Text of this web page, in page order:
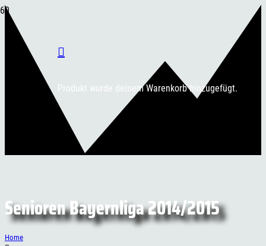
Produkt wurde deinem Warenkorb hinzugefügt.
Senioren Bayernliga 2014/2015
Home